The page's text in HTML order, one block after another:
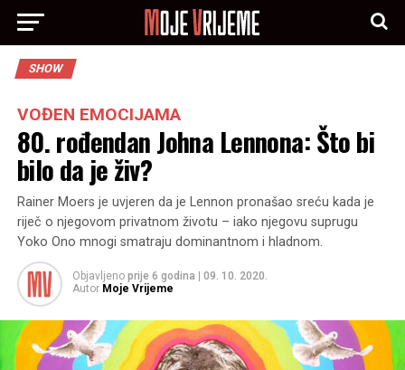
SHOW
VOĐEN EMOCIJAMA
80. rođendan Johna Lennona: Što bi
bilo da je živ?
Rainer Moers je uvjeren da je Lennon pronašao sreću kada je
riječ o njegovom privatnom životu – iako njegovu suprugu
Yoko Ono mnogi smatraju dominantnom i hladnom.
Objavljeno prije 6 godina
09. 10. 2020.
Autor Moje Vrijeme